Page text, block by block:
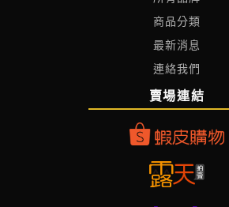
商品分類
最新消息
連絡我們
賣場連結